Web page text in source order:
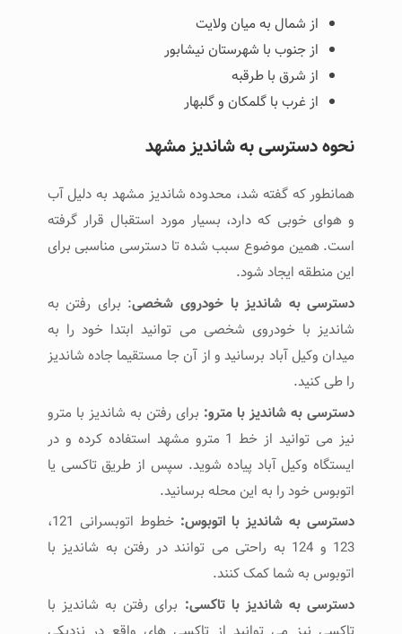
از شمال به میان ولایت
از جنوب با شهرستان نیشابور
از شرق با طرقبه
از غرب با گلمکان و گلبهار
نحوه دسترسی به شاندیز مشهد
همانطور که گفته شد، محدوده شاندیز مشهد به دلیل آب
و هوای خوبی که دارد، بسیار مورد استقبال قرار گرفته
است. همین موضوع سبب شده تا دسترسی مناسبی برای
این منطقه ایجاد شود.
دسترسی به شاندیز با خودروی شخصی: برای رفتن به
شاندیز با خودروی شخصی می توانید ابتدا خود را به
میدان وکیل آباد برسانید و از آن جا مستقیما جاده شاندیز
را طی کنید.
دسترسی به شاندیز با مترو: برای رفتن به شاندیز با مترو
نیز می توانید از خط 1 مترو مشهد استفاده کرده و در
ایستگاه وکیل آباد پیاده شوید. سپس از طریق تاکسی یا
اتوبوس خود را به این محله برسانید.
دسترسی به شاندیز با اتوبوس:
خطوط اتوبسرانی 121،
123 و 124 به راحتی می توانند در رفتن به شاندیز با
اتوبوس به شما کمک کنند.
دسترسی به شاندیز با تاکسی: برای رفتن به شاندیز با